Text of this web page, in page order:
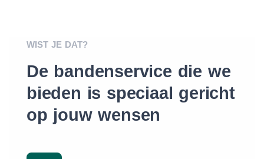
WIST JE DAT?
De bandenservice die we
bieden is speciaal gericht
op jouw wensen